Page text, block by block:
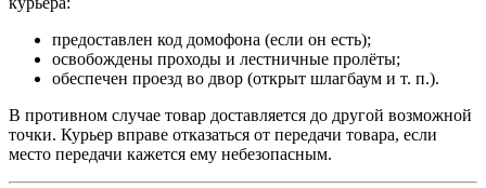
предоставлен код домофона (если он есть);
освобождены проходы и лестничные пролёты;
обеспечен проезд во двор (открыт шлагбаум и т. п.).
В противном случае товар доставляется до другой возможной
точки. Курьер вправе отказаться от передачи товара, если
место передачи кажется ему небезопасным.